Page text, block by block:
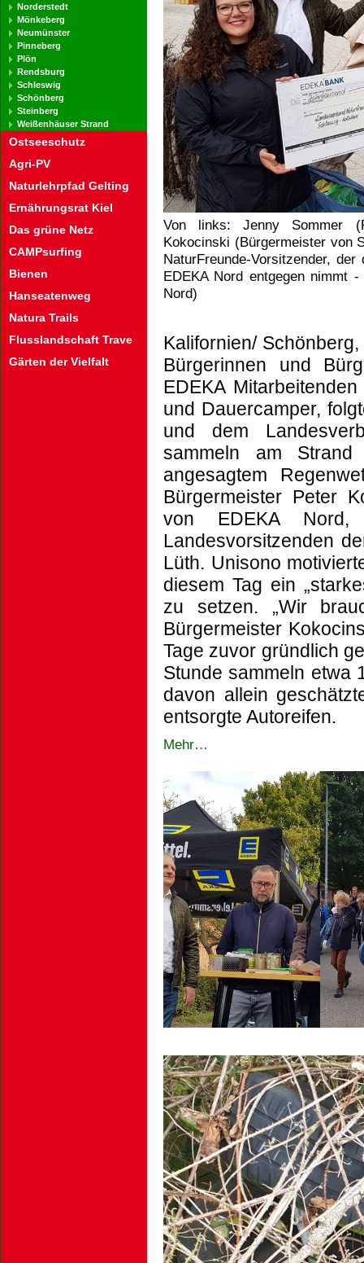
Norderstedt
Mönkeberg
Neumünster
Pinneberg
Plön
Rendsburg
Schleswig
Schönberg
Steinberg
Weißenhäuser Strand
Ostseeschutz
Agri-PV
Naturlehrpfad Gelting
Ernährungsrat Kiel
Das grüne Netz
CAMPsurfing
Bienen
Hanseatenweg
Natura Trails
Flusslandschaft Trave
Gärten der Vielfalt
Von links: Jenny Sommer
Kokocinski (Bürgermeister von
NaturFreunde-Vorsitzender,
EDEKA Nord entgegen nimmt
Nord)
Kalifornien/
Bürgerinnen und
EDEKA
und Dauercamper,
und dem
sammeln am
angesagtem
Bürgermeister Peter
von EDEKA
Landesvorsitzenden
Lüth. Unisono
diesem Tag ein
zu setzen. „Wir
Bürgermeister
Tage zuvor gründlich
Stunde sammeln etwa
davon allein
entsorgte Autoreifen.
Mehr…